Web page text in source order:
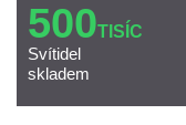
500TISÍC
Svítidel
skladem